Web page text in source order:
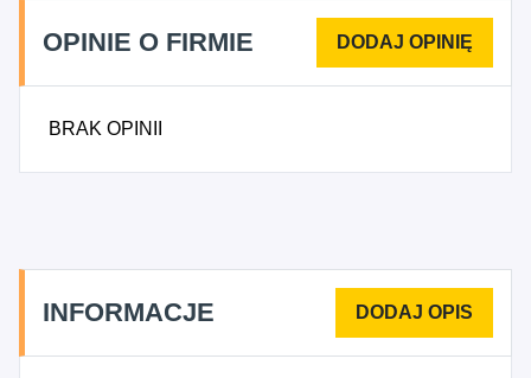
Wybrane kody PKD to: 6910Z - Działalność
prawnicza, 7311Z - Działalność agencji
reklamowych, 7020Z - Doradztwo w zakresie
doradztwo w zakresie zarządzania, 8569Z -
zakresie pozostałej opieki zdrowotnej.
OPINIE O FIRMIE
BRAK OPINII
INFORMACJE